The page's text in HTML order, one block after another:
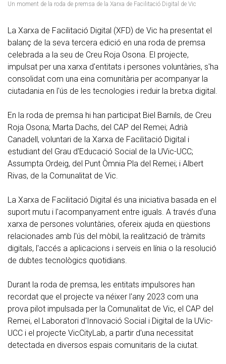
Un moment de la roda de premsa de la Xarxa de Facilitació Digital de Vic
La Xarxa de Facilitació Digital (XFD) de Vic ha presentat el
balanç de la seva tercera edició en una roda de premsa
celebrada a la seu de Creu Roja Osona. El projecte,
impulsat per una xarxa d'entitats i persones voluntàries, s'ha
consolidat com una eina comunitària per acompanyar la
ciutadania en l'ús de les tecnologies i reduir la bretxa digital.
En la roda de premsa hi han participat Biel Barnils, de Creu
Roja Osona; Marta Dachs, del CAP del Remei; Adrià
Canadell, voluntari de la Xarxa de Facilitació Digital i
estudiant del Grau d'Educació Social de la UVic-UCC;
Assumpta Ordeig, del Punt Òmnia Pla del Remei; i Albert
Rivas, de la Comunalitat de Vic.
La Xarxa de Facilitació Digital és una iniciativa basada en el
suport mutu i l'acompanyament entre iguals. A través d'una
xarxa de persones voluntàries, ofereix ajuda en qüestions
relacionades amb l'ús del mòbil, la realització de tràmits
digitals, l'accés a aplicacions i serveis en línia o la resolució
de dubtes tecnològics quotidians.
Durant la roda de premsa, les entitats impulsores han
recordat que el projecte va néixer l'any 2023 com una
prova pilot impulsada per la Comunalitat de Vic, el CAP del
Remei, el Laboratori d'Innovació Social i Digital de la UVic-
UCC i el projecte VicCityLab, a partir d'una necessitat
detectada en diversos espais comunitaris de la ciutat.